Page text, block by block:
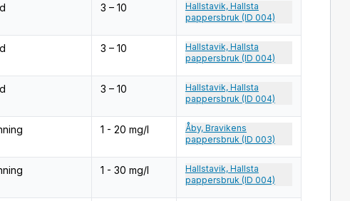
3 – 10
Hallstavik, Hallsta
pappersbruk (ID 004)
3 – 10
Hallstavik, Hallsta
pappersbruk (ID 004)
3 – 10
Hallstavik, Hallsta
pappersbruk (ID 004)
1 - 20 mg/l
Åby, Bravikens
pappersbruk (ID 003)
1 - 30 mg/l
Hallstavik, Hallsta
pappersbruk (ID 004)